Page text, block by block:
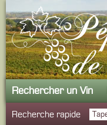
Rechercher un Vin
Recherche rapide